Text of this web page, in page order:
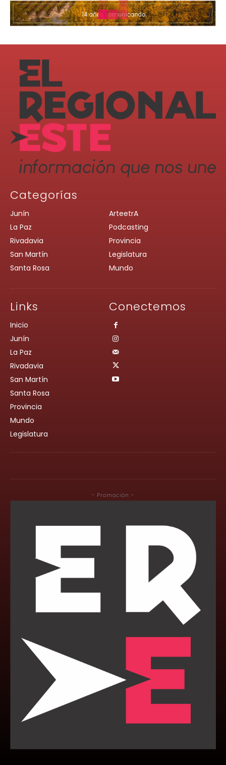
Categorías
Junín
La Paz
Rivadavia
San Martín
Santa Rosa
ArteetrA
Podcasting
Provincia
Legislatura
Mundo
Links
Inicio
Junín
La Paz
Rivadavia
San Martín
Santa Rosa
Provincia
Mundo
Legislatura
Conectemos
- Promoción -